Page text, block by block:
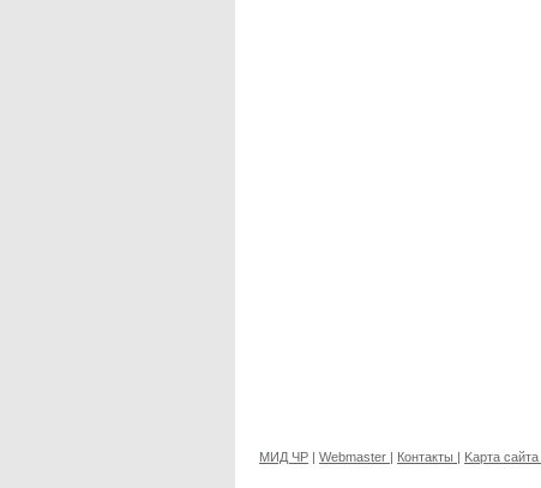
МИД ЧР | Webmaster | Контакты | Kарта сайта